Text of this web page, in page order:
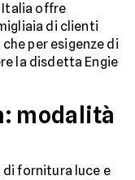
Italia offre
di clienti
per esigenze di
la disdetta Engie
modalità
fornitura luce e